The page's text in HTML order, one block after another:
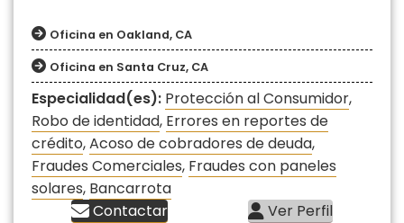
Oficina en Oakland, CA
Oficina en Santa Cruz, CA
Especialidad(es): Protección al Consumidor,
Robo de identidad, Errores en reportes de
crédito,Acoso de cobradores de deuda,
Fraudes Comerciales, Fraudes con paneles
solares, Bancarrota
Contactar
Ver Perfil